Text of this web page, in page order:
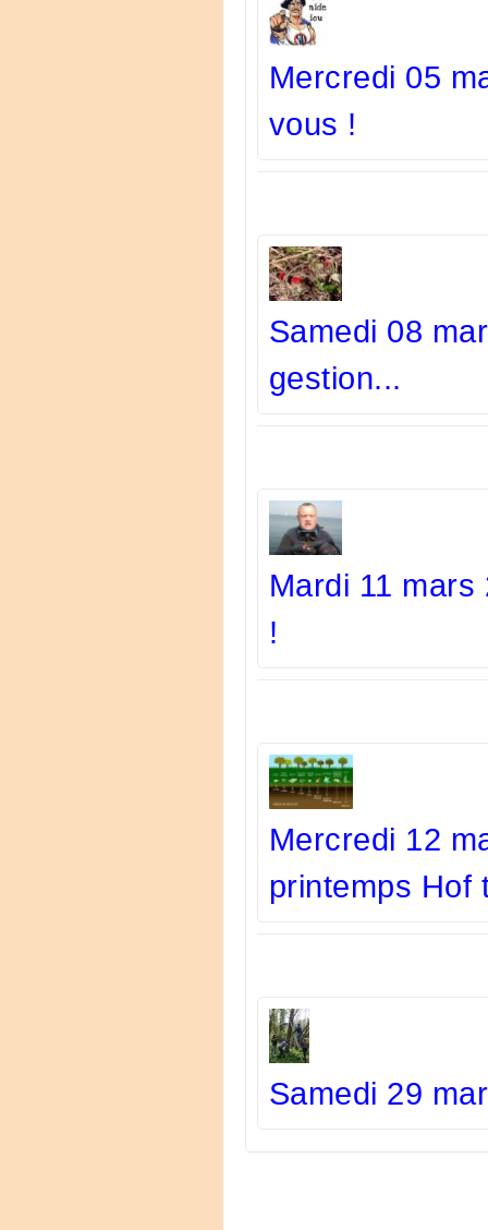
Mercredi 05
vous !
Samedi 08
gestion...
Mardi 11
!
Mercredi 12
printemps Hof
Samedi 29